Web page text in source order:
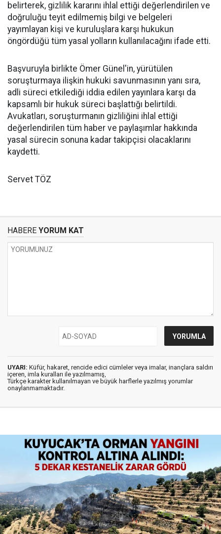
belirterek, gizlilik kararını ihlal ettiği değerlendirilen ve
doğruluğu teyit edilmemiş bilgi ve belgeleri
yayımlayan kişi ve kuruluşlara karşı hukukun
öngördüğü tüm yasal yolların kullanılacağını ifade etti.
Başvuruyla birlikte Ömer Günel'in, yürütülen
soruşturmaya ilişkin hukuki savunmasının yanı sıra,
adli süreci etkilediği iddia edilen yayınlara karşı da
kapsamlı bir hukuk süreci başlattığı belirtildi.
Avukatları, soruşturmanın gizliliğini ihlal ettiği
değerlendirilen tüm haber ve paylaşımlar hakkında
yasal sürecin sonuna kadar takipçisi olacaklarını
kaydetti.
Servet TÖZ
HABERE YORUM KAT
UYARI: Küfür, hakaret, rencide edici cümleler veya imalar, inançlara saldırı
içeren, imla kuralları ile yazılmamış,
Türkçe karakter kullanılmayan ve büyük harflerle yazılmış yorumlar
onaylanmamaktadır.